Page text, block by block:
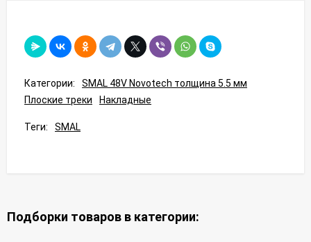
Категории:
SMAL 48V Novotech толщина 5.5 мм
Плоские треки
Накладные
Теги: SMAL
Подборки товаров в категории: